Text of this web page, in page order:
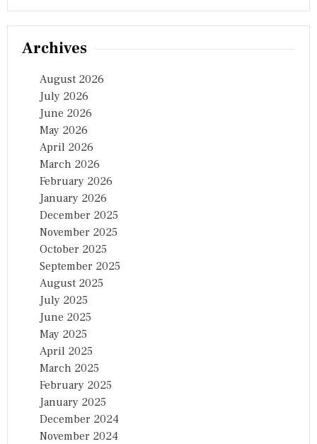
Archives
August 2026
July 2026
June 2026
May 2026
April 2026
March 2026
February 2026
January 2026
December 2025
November 2025
October 2025
September 2025
August 2025
July 2025
June 2025
May 2025
April 2025
March 2025
February 2025
January 2025
December 2024
November 2024